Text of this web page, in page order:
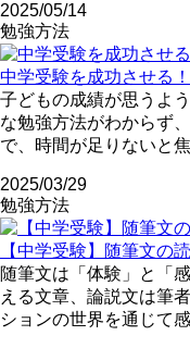
2025/05/14
勉強方法
中学受験を成功させる
子どもの成績が思うよ
な勉強方法がわからず
で、時間が足りないと
2025/03/29
勉強方法
【中学受験】随筆文の
随筆文は「体験」と「
える文章、論説文は筆
ションの世界を通じて